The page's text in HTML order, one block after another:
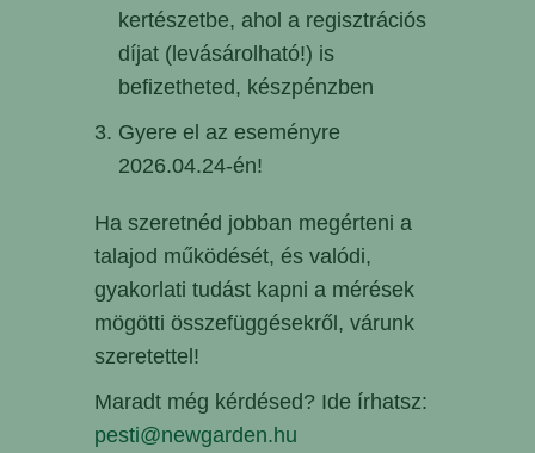
kertészetbe, ahol a regisztrációs
díjat (levásárolható!) is
befizetheted, készpénzben
Gyere el az eseményre
2026.04.24-én!
Ha szeretnéd jobban megérteni a
talajod működését, és valódi,
gyakorlati tudást kapni a mérések
mögötti összefüggésekről, várunk
szeretettel!
Maradt még kérdésed? Ide írhatsz:
pesti@newgarden.hu